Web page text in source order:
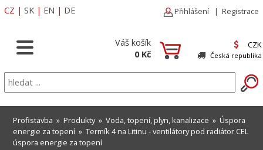
CZ | SK | EN | DE Přihlášení | Registrace
Váš košík
0 Kč
CZK
Česká republika
Profistavba » Produkty» Voda, topení, plyn, kanalizace » Úspora
energie za topení » Termík 4 na Litinu - ventilátory pod radiátor CEL
úspora energie za topení